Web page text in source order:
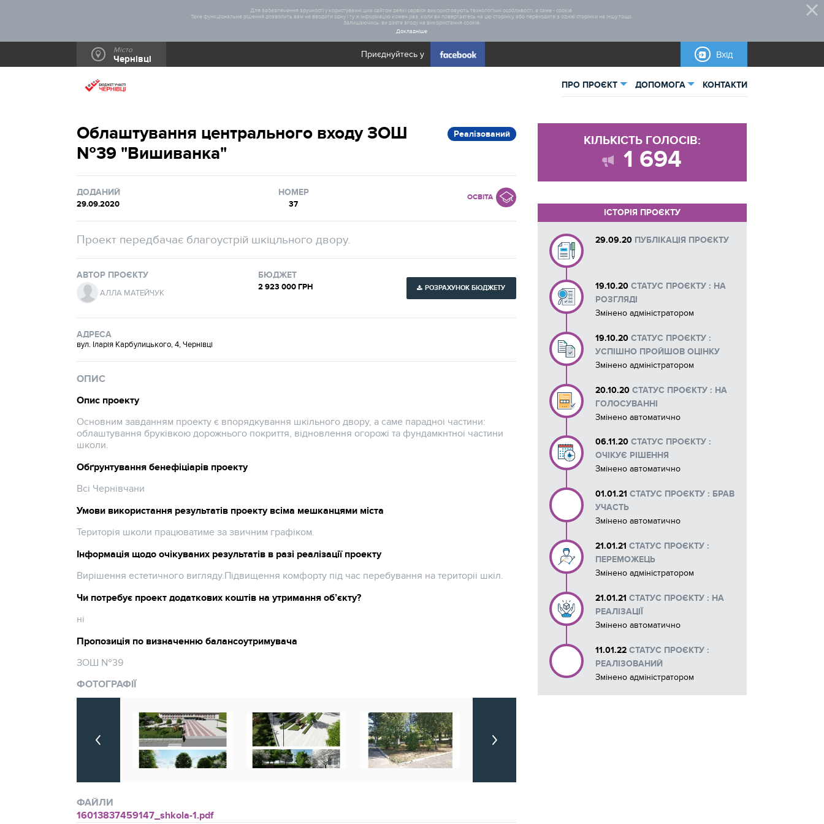
Для забезпечення зручності у користуванні цим сайтом деякі сервіси використовують технологічні особливості, а саме - cookie.
Таке функціональне рішення дозволить вам не вводити одну і ту ж інформацію кожен раз, коли ви повертаєтесь на цю сторінку, або переходите з однієї сторінки на іншу тощо.
Залишаючись, ви даєте згоду на використання cookie.
Докладніше
Місто
Чернівці Приєднуйтесь у Вхід
ПРО ПРОЄКТ ДОПОМОГА
Нормативно-правова база
Бланки для завантаження
Макети рекламних матеріалів
КОНТАКТИ
Облаштування центрального входу ЗОШ
№39 "Вишиванка"
Реалізований
ДОДАНИЙ
29.09.2020
НОМЕР
37
ОСВІТА
Проект передбачає благоустрій шкіцльного двору.
АВТОР ПРОЄКТУ
АЛЛА МАТЕЙЧУК
БЮДЖЕТ
2 923 000 ГРН РОЗРАХУНОК БЮДЖЕТУ
АДРЕСА
вул. Іларія Карбулицького, 4, Чернівці
ОПИС
Опис проекту
Основним завданням проекту є впорядкування шкільного двору, а саме парадноі частини:
облаштування бруківкою дорожнього покриття, відновлення огорожі та фундамкнтноі частини
школи.
Обґрунтування бенефіціарів проекту
Всі Чернівчани
Умови використання результатів проекту всіма мешканцями міста
Територія школи працюватиме за звичним графіком.
Інформація щодо очікуваних результатів в разі реалізації проекту
Вирішення естетичного вигляду.Підвищення комфорту під час перебування на територіі шкіл.
Чи потребує проект додаткових коштів на утримання об’єкту?
ні
Пропозиція по визначенню балансоутримувача
ЗОШ №39
ФОТОГРАФІЇ
ФАЙЛИ
16013837459147_shkola-1.pdf
КІЛЬКІСТЬ ГОЛОСІВ:
1 694
ІСТОРІЯ ПРОЄКТУ
29.09.20 ПУБЛІКАЦІЯ ПРОЄКТУ
19.10.20 СТАТУС ПРОЄКТУ : НА
РОЗГЛЯДІ
Змінено адміністратором
19.10.20 СТАТУС ПРОЄКТУ :
УСПІШНО ПРОЙШОВ ОЦІНКУ
Змінено адміністратором
20.10.20 СТАТУС ПРОЄКТУ : НА
ГОЛОСУВАННІ
Змінено автоматично
06.11.20 СТАТУС ПРОЄКТУ :
ОЧІКУЄ РІШЕННЯ
Змінено автоматично
01.01.21 СТАТУС ПРОЄКТУ : БРАВ
УЧАСТЬ
Змінено автоматично
21.01.21 СТАТУС ПРОЄКТУ :
ПЕРЕМОЖЕЦЬ
Змінено адміністратором
21.01.21 СТАТУС ПРОЄКТУ : НА
РЕАЛІЗАЦІЇ
Змінено автоматично
11.01.22 СТАТУС ПРОЄКТУ :
РЕАЛІЗОВАНИЙ
Змінено адміністратором